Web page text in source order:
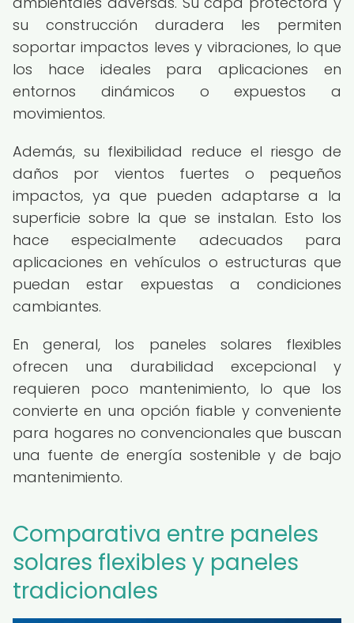
su construcción duradera les permiten
soportar impactos leves y vibraciones, lo que
los hace ideales para aplicaciones en
entornos dinámicos o expuestos a
movimientos.
Además, su flexibilidad reduce el riesgo de
daños por vientos fuertes o pequeños
impactos, ya que pueden adaptarse a la
superficie sobre la que se instalan. Esto los
hace especialmente adecuados para
aplicaciones en vehículos o estructuras que
puedan estar expuestas a condiciones
cambiantes.
En general, los paneles solares flexibles
ofrecen una durabilidad excepcional y
requieren poco mantenimiento, lo que los
convierte en una opción fiable y conveniente
para hogares no convencionales que buscan
una fuente de energía sostenible y de bajo
mantenimiento.
Comparativa entre paneles
solares flexibles y paneles
tradicionales